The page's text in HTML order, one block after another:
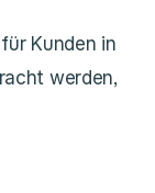
Kunden in
werden,